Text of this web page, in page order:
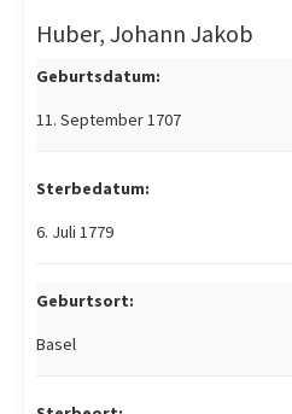
Huber, Johann Jakob
Geburtsdatum:
11. September 1707
Sterbedatum:
6. Juli 1779
Geburtsort:
Basel